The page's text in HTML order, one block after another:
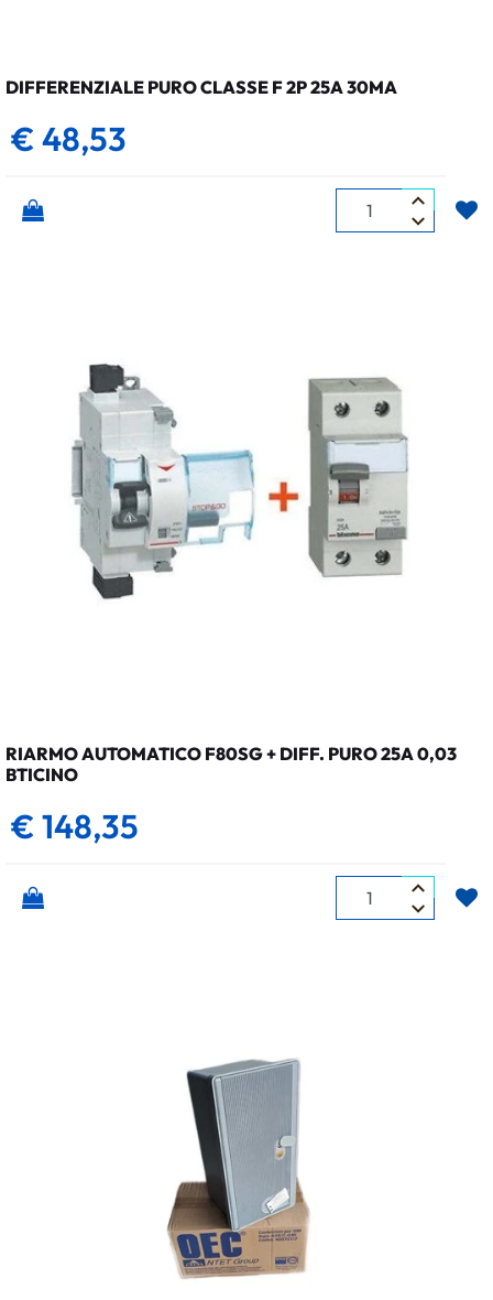
DIFFERENZIALE PURO CLASSE F 2P 25A 30MA
€ 48,53
Quantità
RIARMO AUTOMATICO F80SG + DIFF. PURO 25A 0,03
BTICINO
€ 148,35
Quantità